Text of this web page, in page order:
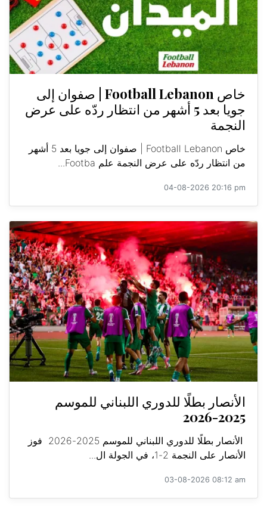
خاص Football Lebanon | صفوان إلى
جويا بعد 5 أشهر من انتظار ردّه على عرض
النجمة
خاص Football Lebanon | صفوان إلى جويا بعد 5 أشهر
من انتظار ردّه على عرض النجمة علم Footba...
04-08-2026 20:16 pm
الأنصار بطلًا للدوري اللبناني للموسم
2025-2026
الأنصار بطلًا للدوري اللبناني للموسم 2025-2026 فوز
الأنصار على النجمة 2-1، في الجولة ال...
03-08-2026 08:12 am